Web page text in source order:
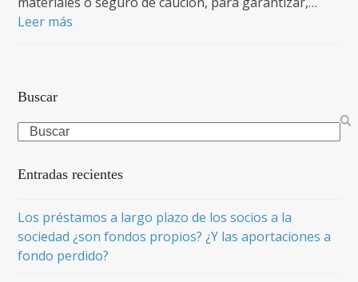
Leer más
Buscar
Search
Entradas recientes
Los préstamos a largo plazo de los socios a la
sociedad ¿son fondos propios? ¿Y las aportaciones a
fondo perdido?